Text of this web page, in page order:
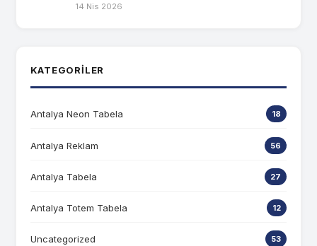
14 Nis 2026
KATEGORILER
Antalya Neon Tabela 18
Antalya Reklam 56
Antalya Tabela 27
Antalya Totem Tabela 12
Uncategorized 53